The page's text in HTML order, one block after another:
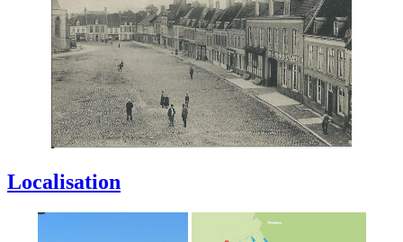
Localisation